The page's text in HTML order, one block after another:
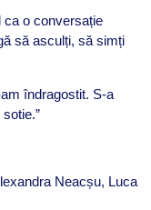
ca o conversație
să asculți, să simți
îndragostit. S-a
Neacșu, Luca